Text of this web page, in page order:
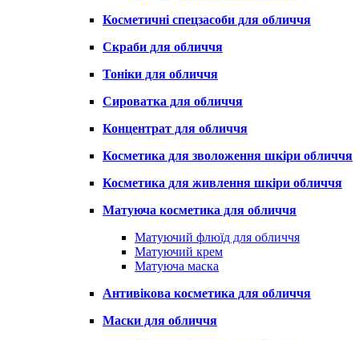
Косметичні спецзасоби для обличчя
Скраби для обличчя
Тоніки для обличчя
Сироватка для обличчя
Концентрат для обличчя
Косметика для зволоження шкіри обличчя
Косметика для живлення шкіри обличчя
Матуюча косметика для обличчя
Матуючий флюїд для обличчя
Матуючий крем
Матуюча маска
Антивікова косметика для обличчя
Маски для обличчя